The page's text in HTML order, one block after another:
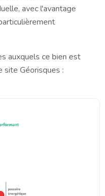
avec l'avantage
auxquels ce bien est
site Géorisques :